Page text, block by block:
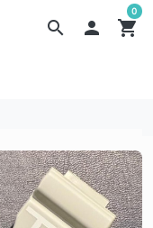
search  shopping_cart
0